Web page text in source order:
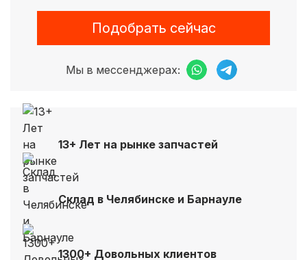
Подобрать сейчас
Мы в мессенджерах:
13+ Лет на рынке запчастей
Склад в Челябинске и Барнауле
1300+ Довольных клиентов